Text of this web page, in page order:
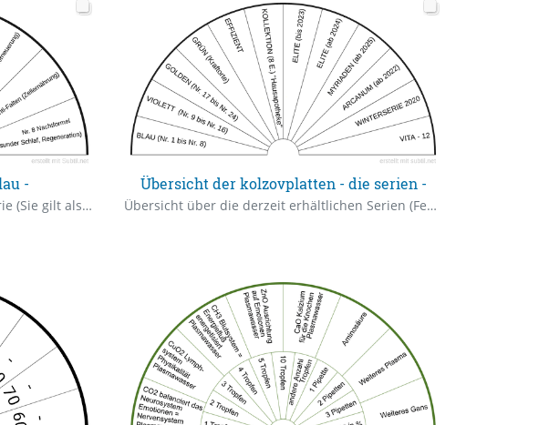
-
die einzelnen Platten der blauen Serie (Sie gilt als Basis-Set)
Übersicht der kolzovplatten - die serien -
Übersicht über die derzeit erhältlichen Serien (Februar 2026)